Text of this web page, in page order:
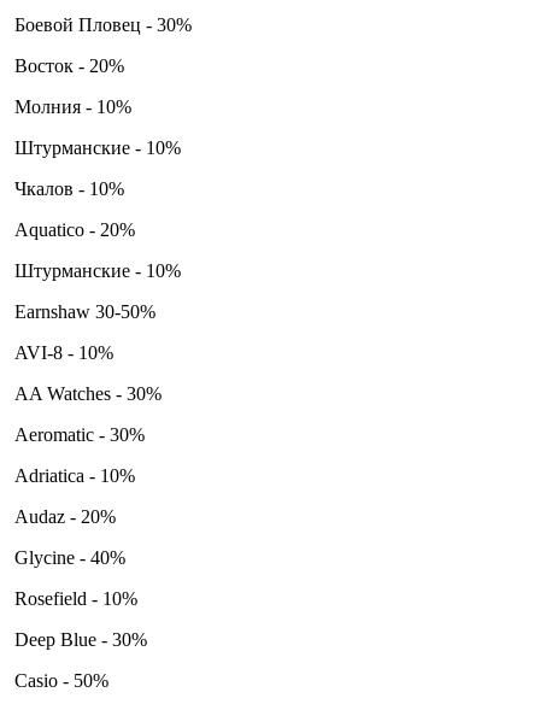
Боевой Пловец - 30%
Восток - 20%
Молния - 10%
Штурманские - 10%
Чкалов - 10%
Aquatico - 20%
Штурманские - 10%
Earnshaw 30-50%
AVI-8 - 10%
AA Watches - 30%
Aeromatic - 30%
Adriatica - 10%
Audaz - 20%
Glycine - 40%
Rosefield - 10%
Deep Blue - 30%
Casio - 50%